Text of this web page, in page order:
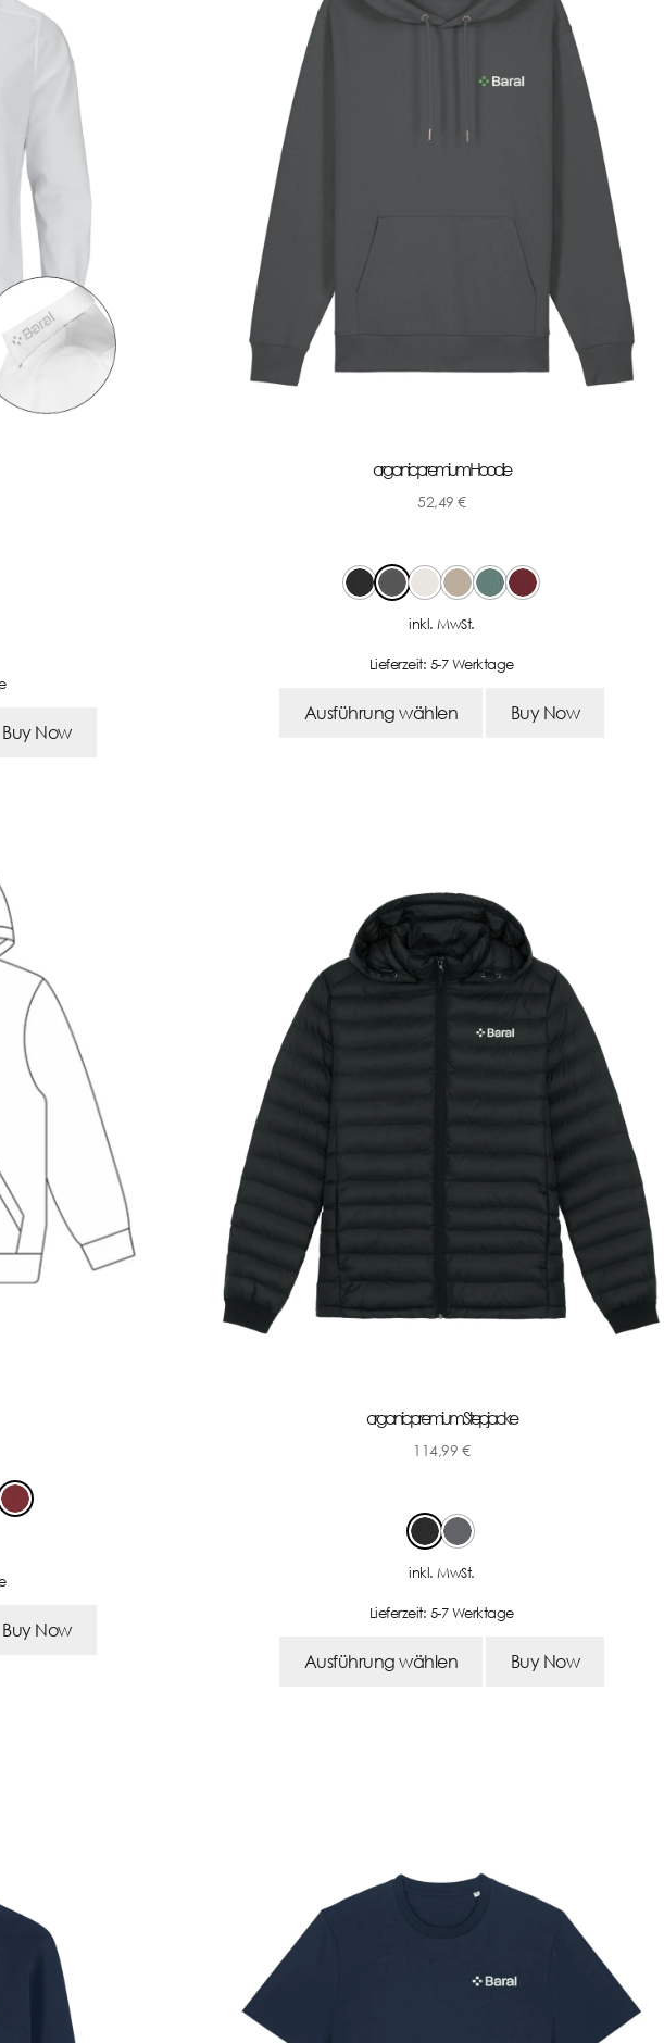
Buy Now
organic premium Hoodie
52,49€
inkl. MwSt.
Lieferzeit: 5-7 Werktage
Ausführung wählen Buy Now
Buy Now
organic premium Stepjacke
114,99 €
inkl. MwSt.
Lieferzeit: 5-7 Werktage
Ausführung wählen Buy Now